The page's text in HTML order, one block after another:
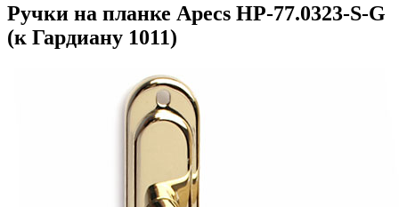
Ручки на планке Apecs HP-77.0323-S-G
(к Гардиану 1011)